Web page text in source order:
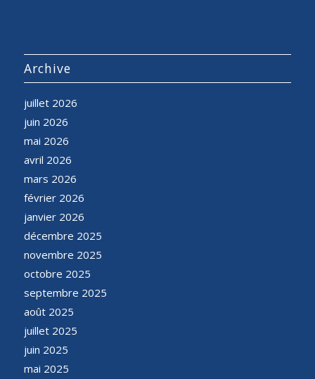
Archive
juillet 2026
juin 2026
mai 2026
avril 2026
mars 2026
février 2026
janvier 2026
décembre 2025
novembre 2025
octobre 2025
septembre 2025
août 2025
juillet 2025
juin 2025
mai 2025